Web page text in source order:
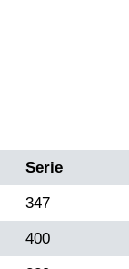
Serie
347
400